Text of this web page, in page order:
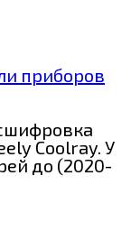
приборов
Coolray. У
до (2020-